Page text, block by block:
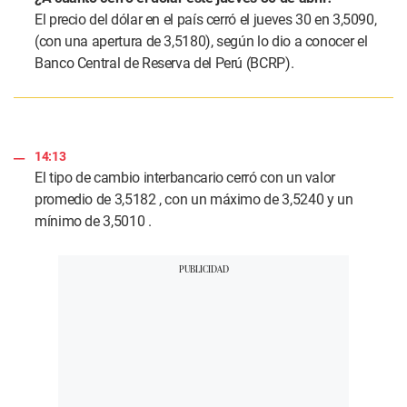
El precio del dólar en el país cerró el jueves 30 en 3,5090,
(con una apertura de 3,5180), según lo dio a conocer el
Banco Central de Reserva del Perú (BCRP).
14:13
El tipo de cambio interbancario cerró con un valor
promedio de 3,5182 , con un máximo de 3,5240 y un
mínimo de 3,5010 .